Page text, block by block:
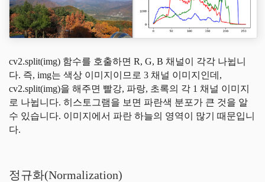
cv2.split(img) 함수를 호출하면 R, G, B 채널이 각각 나뉩니
다. 즉, img는 색상 이미지이므로 3 채널 이미지인데,
cv2.split(img)을 해주면 빨강, 파랑, 초록의 각 1 채널 이미지
로 나뉩니다. 히스토그램을 보면 파란색 분포가 큰 것을 알
수 있습니다. 이미지에서 파란 하늘의 영역이 많기 때문입니
다.
정규화(Normalization)